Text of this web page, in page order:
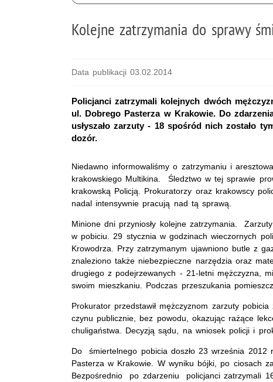
Kolejne zatrzymania do sprawy
Data publikacji 03.02.2014
Policjanci zatrzymali kolejnych dwóch
ul. Dobrego Pasterza w Krakowie. Do
usłyszało zarzuty - 18 spośród nich zostało
dozór.
Niedawno informowaliśmy o zatrzymaniu i
krakowskiego Multikina. Śledztwo w tej sprawie
krakowską Policją. Prokuratorzy oraz krakowscy
nadal intensywnie pracują nad tą sprawą.
Minione dni przyniosły kolejne zatrzymania.
w pobiciu. 29 stycznia w godzinach wieczornych
Krowodrza. Przy zatrzymanym ujawniono butle z
znaleziono także niebezpieczne narzędzia oraz
drugiego z podejrzewanych - 21-letni mężczyzna,
swoim mieszkaniu. Podczas przeszukania
Prokurator przedstawił mężczyznom zarzuty
czynu publicznie, bez powodu, okazując rażące
chuligaństwa. Decyzją sądu, na wniosek policji i
Do śmiertelnego pobicia doszło 23 września
Pasterza w Krakowie. W wyniku bójki, po ciosach
Bezpośrednio po zdarzeniu policjanci zatrzymali